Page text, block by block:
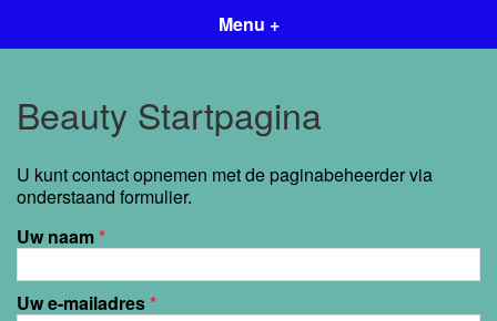
Menu +
Beauty Startpagina
U kunt contact opnemen met de paginabeheerder via
onderstaand formulier.
Uw naam*
Uw e-mailadres*